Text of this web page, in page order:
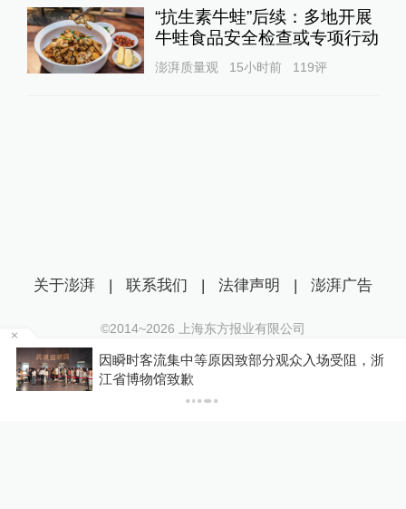
“抗生素牛蛙”后续：多地开展
牛蛙食品安全检查或专项行动
澎湃质量观 15小时前 119评
因瞬时客流集中等原因致部分观众入场受阻，浙
江省博物馆致歉
关于澎湃 | 联系我们 | 法律声明 | 澎湃广告
©2014~2026 上海东方报业有限公司
沪ICP证：沪B2-20170116 | 沪ICP备14003370号
互联网新闻信息服务许可证：31120170006
沪公网安备 31010602000299号